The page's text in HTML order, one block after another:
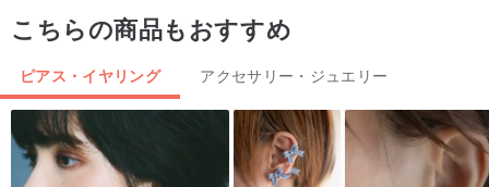
過度な装飾を避け、優雅で繊細なディテールを加え、日常使いのし
やすさを向上
こちらの商品もおすすめ
ピアス・イヤリング アクセサリー・ジュエリー